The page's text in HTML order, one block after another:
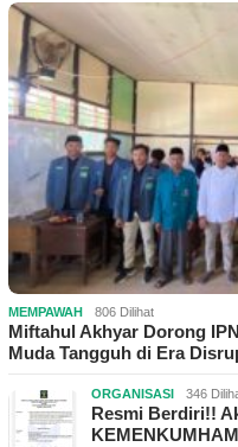
MEMPAWAH 806 Dilihat
Miftahul Akhyar Dorong
Muda Tangguh di Era
ORGANISASI 346
Resmi Berdiri!!